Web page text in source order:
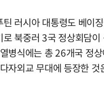
러시아 대통령도 베이
북중러 3국 정상회담이
병식에는 총 26개국 정
자외교 무대에 등장한 것